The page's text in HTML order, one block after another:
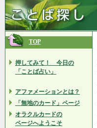
TOP
押してみて！ 今日の
「ことば占い」
アファメーションとは？
「無地のカード」ページ
オラクルカードの
ページへようこそ